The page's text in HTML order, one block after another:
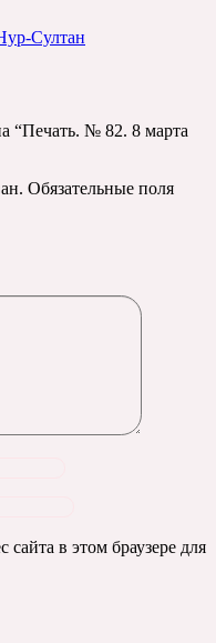
Султан
“Печать. № 82. 8 марта
Обязательные поля
в этом браузере для